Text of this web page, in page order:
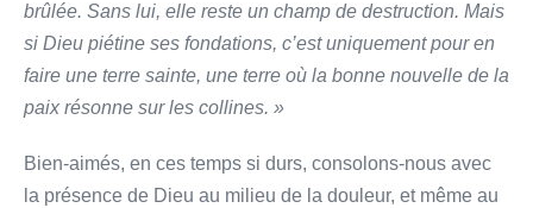
brûlée. Sans lui, elle reste un champ de destruction. Mais
si Dieu piétine ses fondations, c’est uniquement pour en
faire une terre sainte, une terre où la bonne nouvelle de la
paix résonne sur les collines. »
Bien-aimés, en ces temps si durs, consolons-nous avec
la présence de Dieu au milieu de la douleur, et même au